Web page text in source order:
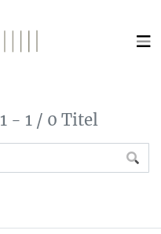
1 - 1 / 0 Titel